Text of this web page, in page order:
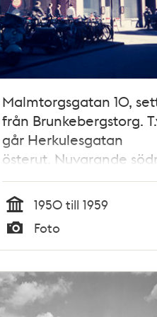
Malmtorgsgatan 10,
från Brunkebergstorg.
går Herkulesgatan
österut. Nuvarande
delen av Gallerian
Tid
1950 till 1959
Typ
Foto